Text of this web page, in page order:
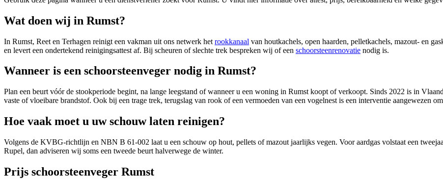
Wat doen wij in Rumst?
In Rumst, Reet en Terhagen reinigt een vakman uit ons netwerk het rookkanaal van houtkachels, open haarden, pelletkachels, mazout- en
en levert een ondertekend reinigingsattest af. Bij scheuren of slechte trek bespreken wij of een schoorsteenrenovatie nodig is.
Wanneer is een schoorsteenveger nodig in Rumst?
Plan een beurt vóór de stookperiode begint, na lange leegstand of wanneer u een woning in Rumst koopt of verkoopt. Sinds 2022 is in
vaste of vloeibare brandstof. Ook bij een trage trek, terugslag van rook of een vermoeden van een vogelnest is een interventie aangewezen
Hoe vaak moet u uw schouw laten reinigen?
Volgens de KVBG-richtlijn en NBN B 61-002 laat u een schouw op hout, pellets of mazout jaarlijks vegen. Voor aardgas volstaat een
Rupel, dan adviseren wij soms een tweede beurt halverwege de winter.
Prijs schoorsteenveger Rumst